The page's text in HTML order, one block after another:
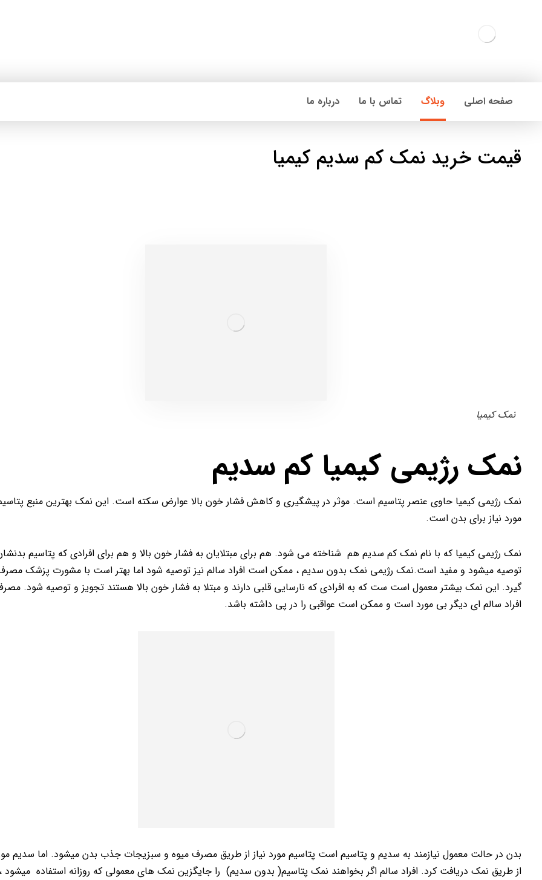
صفحه اصلی وبلاگ تماس با ما درباره ما
قیمت خرید نمک کم سدیم کیمیا
نمک کیمیا
نمک رژیمی کیمیا کم سدیم
نمک رژیمی کیمیا حاوی عنصر پتاسیم است. موثر در پیشگیری و کاهش فشار خون بالا عوارض سکته است. این نمک بهترین منبع
مورد نیاز برای بدن است.
نمک رژیمی کیمیا که با نام نمک کم سدیم هم شناخته می شود. هم برای مبتلایان به فشار خون بالا و هم برای افرادی که پتاسیم
توصیه میشود و مفید است.نمک رژیمی نمک بدون سدیم ، ممکن است افراد سالم نیز توصیه شود اما بهتر است با مشورت پزشک
گیرد. این نمک بیشتر معمول است ست که به افرادی که نارسایی قلبی دارند و مبتلا به فشار خون بالا هستند تجویز و توصیه شود.
افراد سالم ای دیگر بی مورد است و ممکن است عواقبی را در پی داشته باشد.
بدن در حالت معمول نیازمند به سدیم و پتاسیم است پتاسیم مورد نیاز از طریق مصرف میوه و سبزیجات جذب بدن میشود. اما سدیم مورد
از طریق نمک دریافت کرد. افراد سالم اگر بخواهند نمک پتاسیم( بدون سدیم) را جایگزین نمک های معمولی که روزانه استفاده میشود